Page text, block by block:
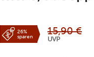
26%
sparen
15,90 €
UVP